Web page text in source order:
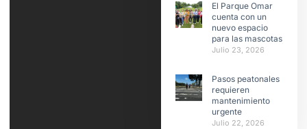
El Parque Omar
cuenta con un
nuevo espacio
para las mascotas
Julio 23, 2026
Pasos peatonales
requieren
mantenimiento
urgente
Julio 22, 2026